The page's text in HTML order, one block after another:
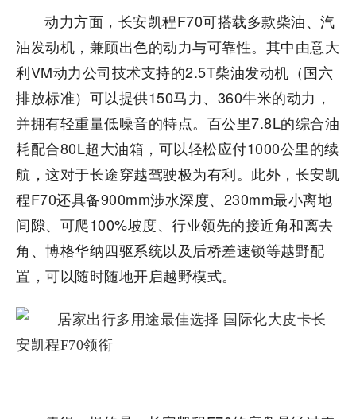
动力方面，长安凯程F70可搭载多款柴油、汽
油发动机，兼顾出色的动力与可靠性。其中由意大
利VM动力公司技术支持的2.5T柴油发动机（国六
排放标准）可以提供150马力、360牛米的动力，
并拥有轻重量低噪音的特点。百公里7.8L的综合油
耗配合80L超大油箱，可以轻松应付1000公里的续
航，这对于长途穿越驾驶极为有利。此外，长安凯
程F70还具备900mm涉水深度、230mm最小离地
间隙、可爬100%坡度、行业领先的接近角和离去
角、博格华纳四驱系统以及后桥差速锁等越野配
置，可以随时随地开启越野模式。